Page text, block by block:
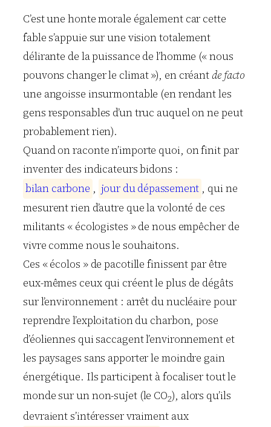
C’est une honte morale également car cette
fable s’appuie sur une vision totalement
délirante de la puissance de l’homme (« nous
pouvons changer le climat »), en créantde facto
une angoisse insurmontable (en rendant les
gens responsables d’un truc auquel on ne peut
probablement rien).
Quand on raconte n’importe quoi, on finit par
inventer des indicateurs bidons :
bilan carbone , jour dudépassement , qui ne
mesurent rien d’autre que la volonté de ces
militants « écologistes » de nous empêcher de
vivre comme nous le souhaitons.
Ces « écolos » de pacotille finissent par être
eux-mêmes ceux qui créent le plus de dégâts
sur l’environnement : arrêt du nucléaire pour
reprendre l’exploitation du charbon, pose
d’éoliennes qui saccagent l’environnement et
les paysages sans apporter le moindre gain
énergétique. Ils participent à focaliser tout le
monde sur un non-sujet (le CO2), alors qu’ils
devraient s’intéresser vraiment aux